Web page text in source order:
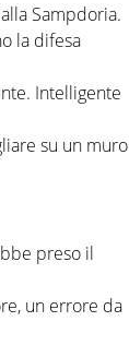
Sampdoria.
la difesa
Intelligente
su un muro
preso il
un errore da